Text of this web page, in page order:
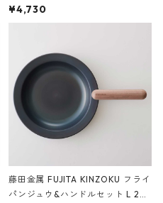
石調 ideaco Umbrella Stand CUB
E ストーンサンドブラック
¥4,730
藤田金属 FUJITA KINZOKU フライ
パンジュウ&ハンドルセット L 24c